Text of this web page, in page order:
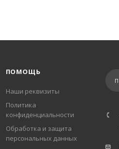
ПОМОЩЬ
Наши реквизиты
Политика
конфиденциальности
Обработка и защита
персональных данных